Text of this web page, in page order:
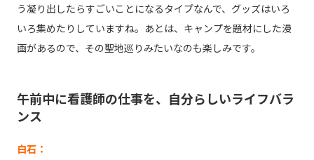
う凝り出したらすごいことになるタイプなんで、グッズはいろ
いろ集めたりしていますね。あとは、キャンプを題材にした漫
画があるので、その聖地巡りみたいなのも楽しみです。
午前中に看護師の仕事を、自分らしいライフバラ
ンス
白石：